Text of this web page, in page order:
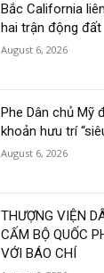
Bắc California
hai trận động đất
August 6, 2026
Phe Dân chủ Mỹ
khoản hưu trí
August 6, 2026
THƯỢNG VIỆN
CẤM BỘ QUỐC
VỚI BÁO CHÍ